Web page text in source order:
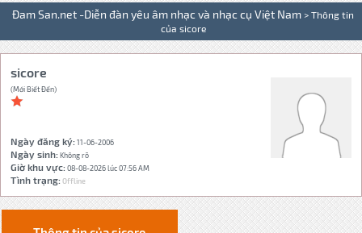
Đam San.net -Diễn đàn yêu âm nhạc và nhạc cụ Việt Nam > Thông tin
của sicore
sicore
(Mới Biết Đến)
Ngày đăng ký:11-06-2006
Ngày sinh: Không rõ
Giờ khu vực:08-08-2026 lúc 07:56 AM
Tình trạng:Offline